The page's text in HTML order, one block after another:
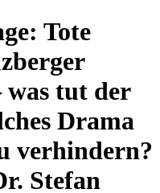
Tote
tut der
Drama
verhindern?
Stefan